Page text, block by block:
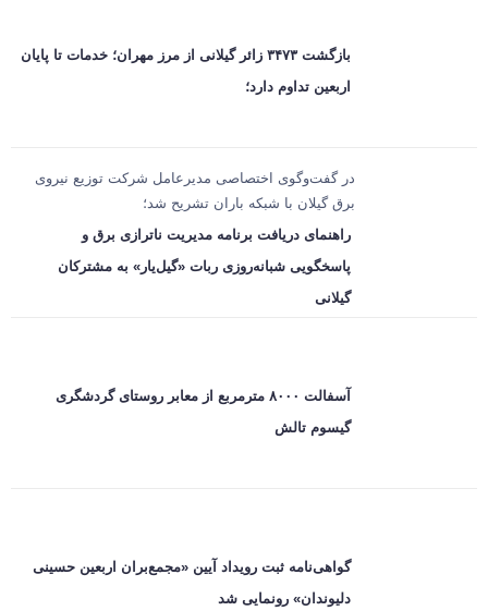
بازگشت ۳۴۷۳ زائر گیلانی از مرز مهران؛ خدمات تا پایان
اربعین تداوم دارد؛
در گفت‌وگوی اختصاصی مدیرعامل شرکت توزیع نیروی
برق گیلان با شبکه باران تشریح شد؛
راهنمای دریافت برنامه مدیریت ناترازی برق و
پاسخگویی شبانه‌روزی ربات «گیل‌یار» به مشترکان
گیلانی
آسفالت ۸۰۰۰ مترمربع از معابر روستای گردشگری
گیسوم تالش
گواهی‌نامه ثبت رویداد آیین «مجمع‌بران اربعین حسینی
دلیوندان» رونمایی شد